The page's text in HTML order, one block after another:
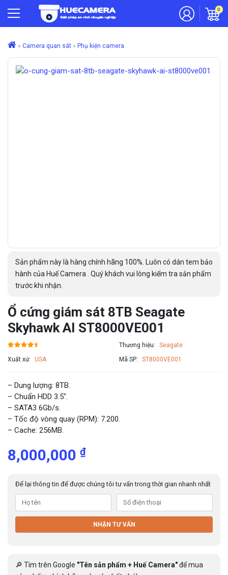
0
» Camera quan sát » Phụ kiện camera
Sản phẩm này là hàng chính hãng 100%. Luôn có dán tem bảo
hành của Huế Camera . Quý khách vui lòng kiểm tra sản phẩm
trước khi nhận.
Ổ cứng giám sát 8TB Seagate
Skyhawk AI ST8000VE001
Thương hiệu: Seagate
Xuất xứ: USA Mã SP: ST8000VE001
– Dung lượng: 8TB.
– Chuẩn HDD 3.5″.
– SATA3 6Gb/s.
– Tốc độ vòng quay (RPM): 7.200.
– Cache: 256MB.
8,000,000 ₫
Để lại thông tin để được chúng tôi tư vấn trong thời gian nhanh nhất
NHẬN TƯ VẤN
🔎 Tìm trên Google "Tên sản phẩm + Huế Camera"để mua